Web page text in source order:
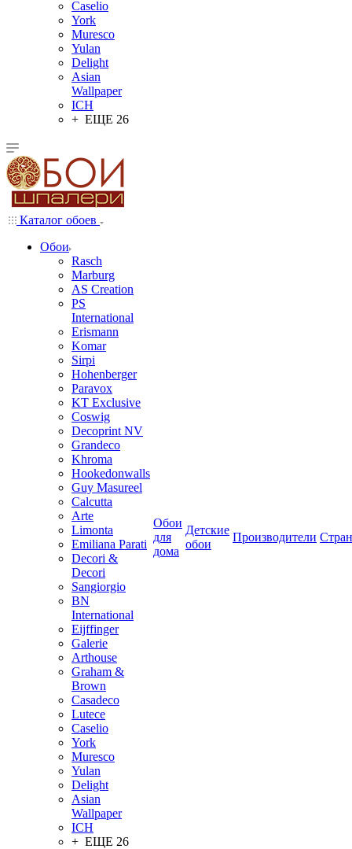
Caselio
York
Muresco
Yulan
Delight
Asian
Wallpaper
ICH
+ ЕЩЕ 26
Каталог обоев
Обои
Rasch
Marburg
AS Creation
PS
International
Erismann
Komar
Sirpi
Hohenberger
Paravox
KT Exclusive
Coswig
Decoprint NV
Grandeco
Khroma
Hookedonwalls
Guy Masureel
Calcutta
Arte
Limonta
Emiliana Parati
Decori &
Decori
Sangiorgio
BN
International
Eijffinger
Galerie
Arthouse
Graham &
Brown
Casadeco
Lutece
Caselio
York
Muresco
Yulan
Delight
Asian
Wallpaper
ICH
+ ЕЩЕ 26
Обои
для
дома
Детские
обои
Производители